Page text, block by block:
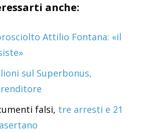
anche:
Attilio Fontana: «il
sul Superbonus,
falsi, tre arresti e 21